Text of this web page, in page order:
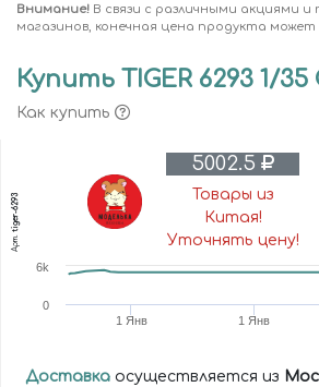
Внимание! В связи с различными акциями
магазинов, конечная цена продукта может
Купить TIGER 6293 1/35
Как купить
Арт.
tiger-6293
5002.5
Товары из
Китая!
Уточнять цену!
1 Янв 1 Янв
0
6k
Доставка осуществляется из